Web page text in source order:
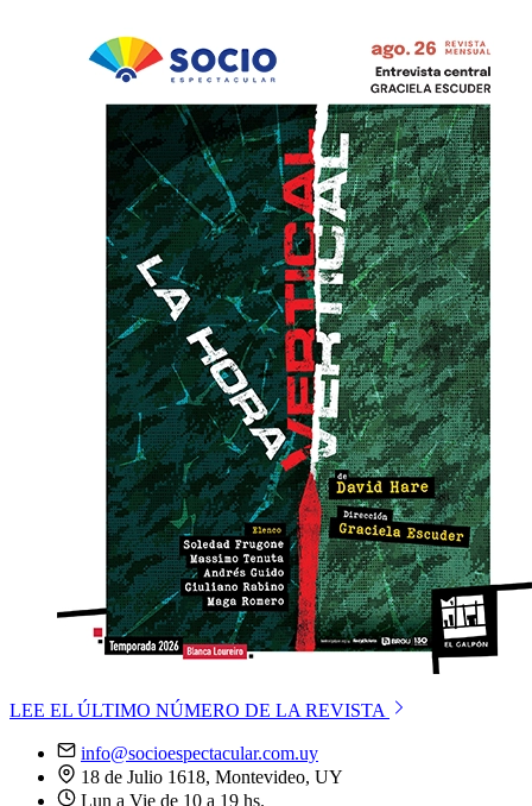
LEE EL ÚLTIMO NÚMERO DE LA REVISTA
info@socioespectacular.com.uy
18 de Julio 1618, Montevideo, UY
Lun a Vie de 10 a 19 hs.